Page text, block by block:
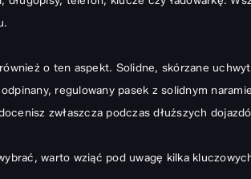
o ten aspekt. Solidne, skórzane
regulowany pasek z solidnym
zwłaszcza podczas dłuższych
warto wziąć pod uwagę kilka